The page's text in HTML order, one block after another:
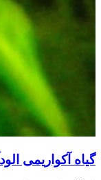
گیاه آکواریمی